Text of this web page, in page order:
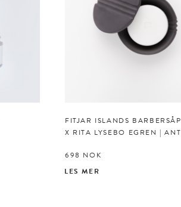
FITJAR ISLANDS
X RITA LYSEBO EGREN |
698 NOK
LES MER